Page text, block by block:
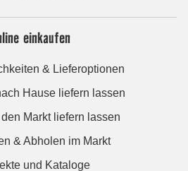
einkaufen
& Lieferoptionen
Hause liefern lassen
Markt liefern lassen
& Abholen im Markt
und Kataloge